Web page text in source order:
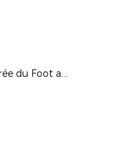
FÉMININES-Rentrée du Foot au Féminin à Rillieux La Pape 01/10/17